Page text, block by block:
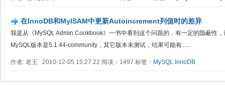
在InnoDB和MyISAM中更新Autoincrement列值时的差异
我是从《MySQL Admin Cookbook》一书中看到这个问题的，有一定的隐蔽性
MySQL版本是5.1.44-community，其它版本未测试，结果可能有......
作者: 老王 2010-12-05 15:27:22 阅读：1497 标签： MySQL InnoDB